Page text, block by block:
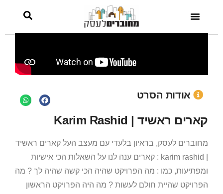
אודות הסרט
קארים ראשיד | Karim Rashid
מחוברים לעסק, בראיון בלעדי עם מעצב העל קארים ראשיד
| karim rashid : קארים ענה לנו על השאלות הכי אישיות
ומפתיעות, כמו : מה הפרויקט שהיה הכי קשה שהיה לך ? מה
הפרויקט שהיית חולם לעשות ? מה היה הפרויקט הראשון